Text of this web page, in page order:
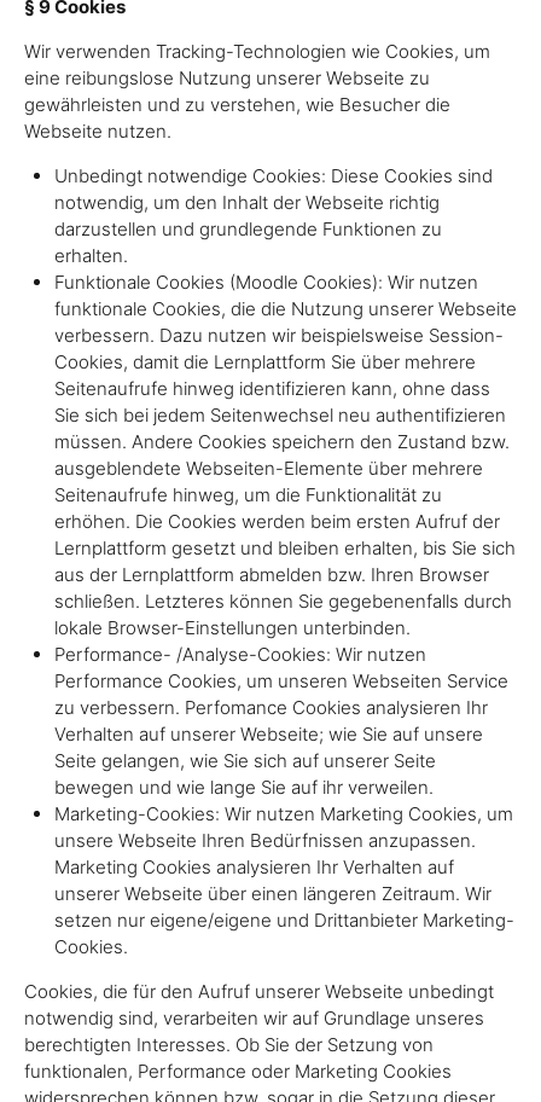
§ 9 Cookies
Wir verwenden Tracking-Technologien wie Cookies, um
eine reibungslose Nutzung unserer Webseite zu
gewährleisten und zu verstehen, wie Besucher die
Webseite nutzen.
Unbedingt notwendige Cookies: Diese Cookies sind
notwendig, um den Inhalt der Webseite richtig
darzustellen und grundlegende Funktionen zu
erhalten.
Funktionale Cookies (Moodle Cookies): Wir nutzen
funktionale Cookies, die die Nutzung unserer Webseite
verbessern. Dazu nutzen wir beispielsweise Session-
Cookies, damit die Lernplattform Sie über mehrere
Seitenaufrufe hinweg identifizieren kann, ohne dass
Sie sich bei jedem Seitenwechsel neu authentifizieren
müssen. Andere Cookies speichern den Zustand bzw.
ausgeblendete Webseiten-Elemente über mehrere
Seitenaufrufe hinweg, um die Funktionalität zu
erhöhen. Die Cookies werden beim ersten Aufruf der
Lernplattform gesetzt und bleiben erhalten, bis Sie sich
aus der Lernplattform abmelden bzw. Ihren Browser
schließen. Letzteres können Sie gegebenenfalls durch
lokale Browser-Einstellungen unterbinden.
Performance- /Analyse-Cookies: Wir nutzen
Performance Cookies, um unseren Webseiten Service
zu verbessern. Perfomance Cookies analysieren Ihr
Verhalten auf unserer Webseite; wie Sie auf unsere
Seite gelangen, wie Sie sich auf unserer Seite
bewegen und wie lange Sie auf ihr verweilen.
Marketing-Cookies: Wir nutzen Marketing Cookies, um
unsere Webseite Ihren Bedürfnissen anzupassen.
Marketing Cookies analysieren Ihr Verhalten auf
unserer Webseite über einen längeren Zeitraum. Wir
setzen nur eigene/eigene und Drittanbieter Marketing-
Cookies.
Cookies, die für den Aufruf unserer Webseite unbedingt
notwendig sind, verarbeiten wir auf Grundlage unseres
berechtigten Interesses. Ob Sie der Setzung von
funktionalen, Performance oder Marketing Cookies